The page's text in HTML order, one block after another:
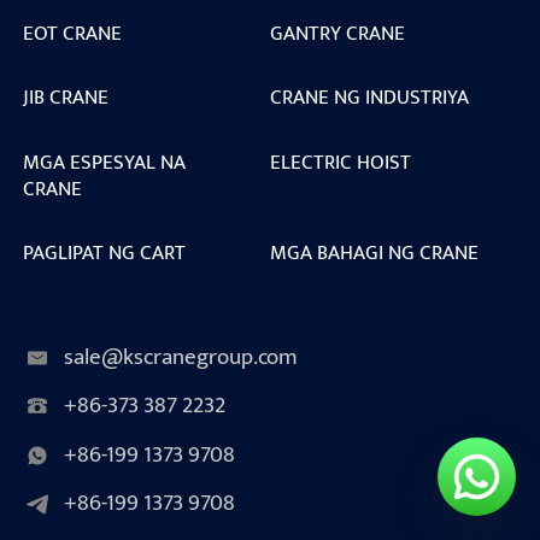
EOT CRANE
GANTRY CRANE
JIB CRANE
CRANE NG INDUSTRIYA
MGA ESPESYAL NA
CRANE
ELECTRIC HOIST
PAGLIPAT NG CART MGA BAHAGI NG CRANE
sale@kscranegroup.com
+86-373 387 2232
+86-199 1373 9708
+86-199 1373 9708